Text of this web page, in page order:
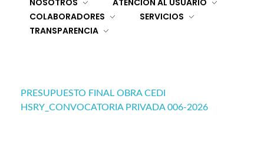
COLABORADORES
SERVICIOS
TRANSPARENCIA
PRESUPUESTO FINAL OBRA CEDI
HSRY_CONVOCATORIA PRIVADA 006-2026